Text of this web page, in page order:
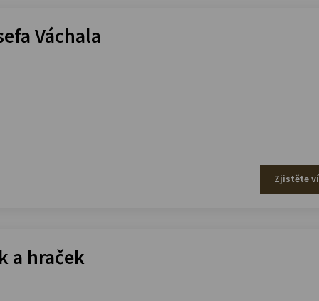
Váchala
Zjistěte
a hraček